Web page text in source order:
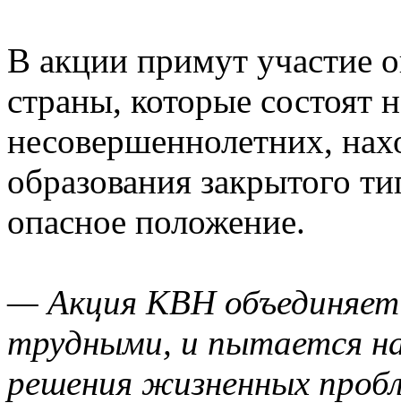
В акции примут участие
страны, которые состоят
несовершеннолетних,
образования закрытого
опасное положение.
— Акция КВН
трудными, и пытается
решения жизненных